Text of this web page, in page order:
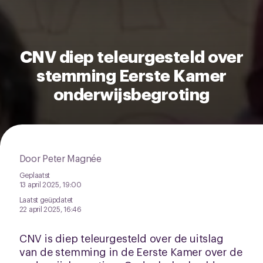
CNV diep teleurgesteld over
stemming Eerste Kamer
onderwijsbegroting
Door Peter Magnée
Geplaatst
13 april 2025, 19:00
Laatst geüpdatet
22 april 2025, 16:46
CNV is diep teleurgesteld over de uitslag
van de stemming in de Eerste Kamer over de